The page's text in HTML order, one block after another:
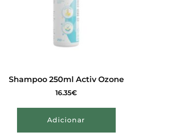
Shampoo 250ml Activ Ozone
16.35€
Adicionar